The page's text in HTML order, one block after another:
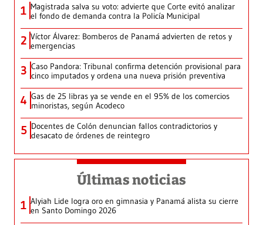
1 Magistrada salva su voto: advierte que Corte evitó analizar
el fondo de demanda contra la Policía Municipal
2 Víctor Álvarez: Bomberos de Panamá advierten de retos y
emergencias
3 Caso Pandora: Tribunal confirma detención provisional para
cinco imputados y ordena una nueva prisión preventiva
4 Gas de 25 libras ya se vende en el 95% de los comercios
minoristas, según Acodeco
5 Docentes de Colón denuncian fallos contradictorios y
desacato de órdenes de reintegro
Últimas noticias
1 Alyiah Lide logra oro en gimnasia y Panamá alista su cierre
en Santo Domingo 2026